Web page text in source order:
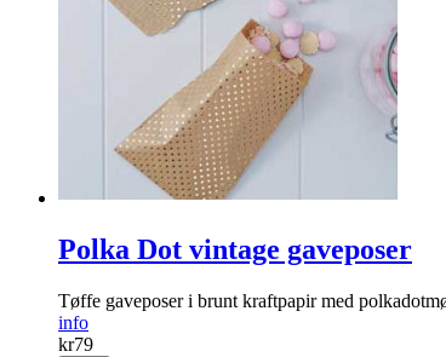
Polka Dot vintage gaveposer
Tøffe gaveposer i brunt kraftpapir med
info
kr79